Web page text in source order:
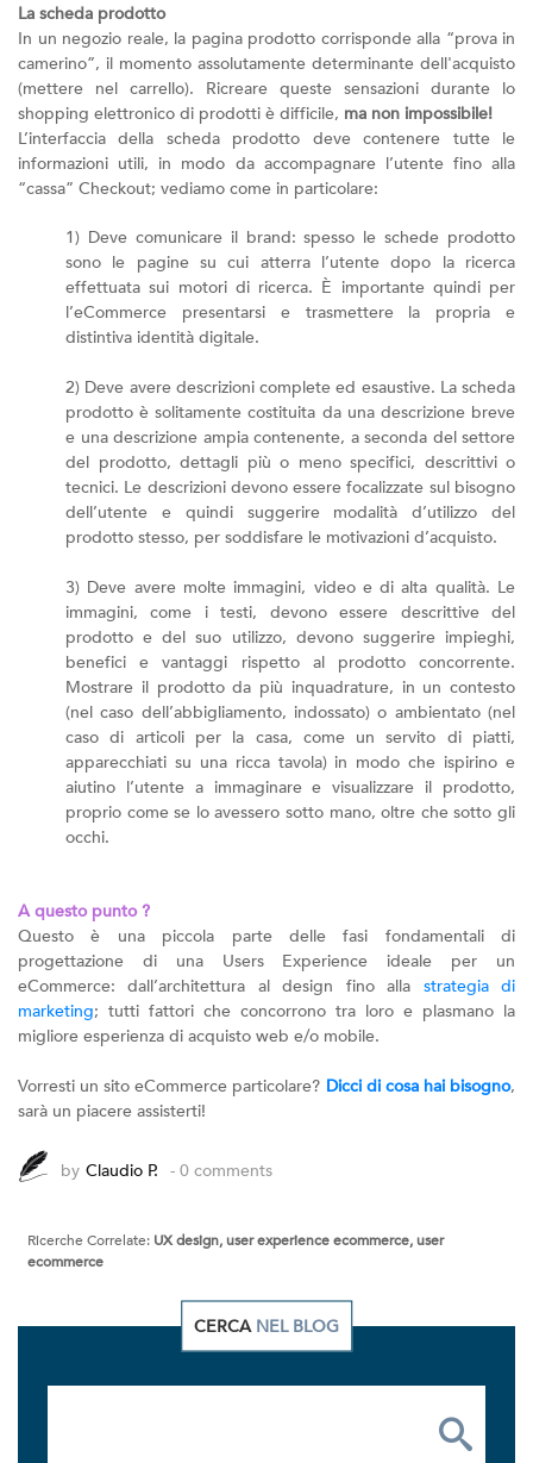
La scheda prodotto
In un negozio reale, la pagina prodotto corrisponde alla “prova in
camerino”, il momento assolutamente determinante dell'acquisto
(mettere nel carrello). Ricreare queste sensazioni durante lo
shopping elettronico di prodotti è difficile, ma non impossibile!
L’interfaccia della scheda prodotto deve contenere tutte le
informazioni utili, in modo da accompagnare l’utente fino alla
“cassa” Checkout; vediamo come in particolare:
1) Deve comunicare il brand: spesso le schede prodotto
sono le pagine su cui atterra l’utente dopo la ricerca
effettuata sui motori di ricerca. È importante quindi per
l’eCommerce presentarsi e trasmettere la propria e
distintiva identità digitale.
2) Deve avere descrizioni complete ed esaustive. La scheda
prodotto è solitamente costituita da una descrizione breve
e una descrizione ampia contenente, a seconda del settore
del prodotto, dettagli più o meno specifici, descrittivi o
tecnici. Le descrizioni devono essere focalizzate sul bisogno
dell’utente e quindi suggerire modalità d’utilizzo del
prodotto stesso, per soddisfare le motivazioni d’acquisto.
3) Deve avere molte immagini, video e di alta qualità. Le
immagini, come i testi, devono essere descrittive del
prodotto e del suo utilizzo, devono suggerire impieghi,
benefici e vantaggi rispetto al prodotto concorrente.
Mostrare il prodotto da più inquadrature, in un contesto
(nel caso dell’abbigliamento, indossato) o ambientato (nel
caso di articoli per la casa, come un servito di piatti,
apparecchiati su una ricca tavola) in modo che ispirino e
aiutino l’utente a immaginare e visualizzare il prodotto,
proprio come se lo avessero sotto mano, oltre che sotto gli
occhi.
A questo punto ?
Questo è una piccola parte delle fasi fondamentali di
progettazione di una Users Experience ideale per un
eCommerce: dall’architettura al design fino alla strategia di
marketing; tutti fattori che concorrono tra loro e plasmano la
migliore esperienza di acquisto web e/o mobile.
Vorresti un sito eCommerce particolare? Dicci di cosa hai bisogno,
sarà un piacere assisterti!
by Claudio P. - 0 comments
Ricerche Correlate: UX design, user experience ecommerce, user
ecommerce
CERCA NEL BLOG